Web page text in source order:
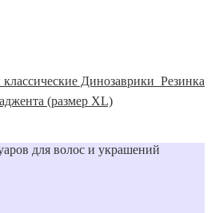
Динозаврики Резинка
(размер XL)
для волос и украшений